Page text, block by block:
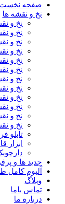
صفحه نخست
نخ و نقشه ها
نخ و
نخ و
نخ و
نخ و
نخ و
نخ و
نخ و
نخ و
نخ و
نخ و
نخ و
نخ و
تابلو
ابزار
جدید ها و
آلبوم کامل
وبلاگ
تماس باما
درباره ما